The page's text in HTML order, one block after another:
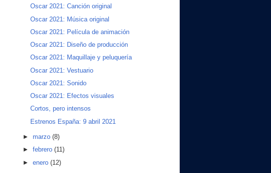
Oscar 2021: Canción original
Oscar 2021: Música original
Oscar 2021: Película de animación
Oscar 2021: Diseño de producción
Oscar 2021: Maquillaje y peluquería
Oscar 2021: Vestuario
Oscar 2021: Sonido
Oscar 2021: Efectos visuales
Cortos, pero intensos
Estrenos España: 9 abril 2021
► marzo (8)
► febrero (11)
► enero (12)